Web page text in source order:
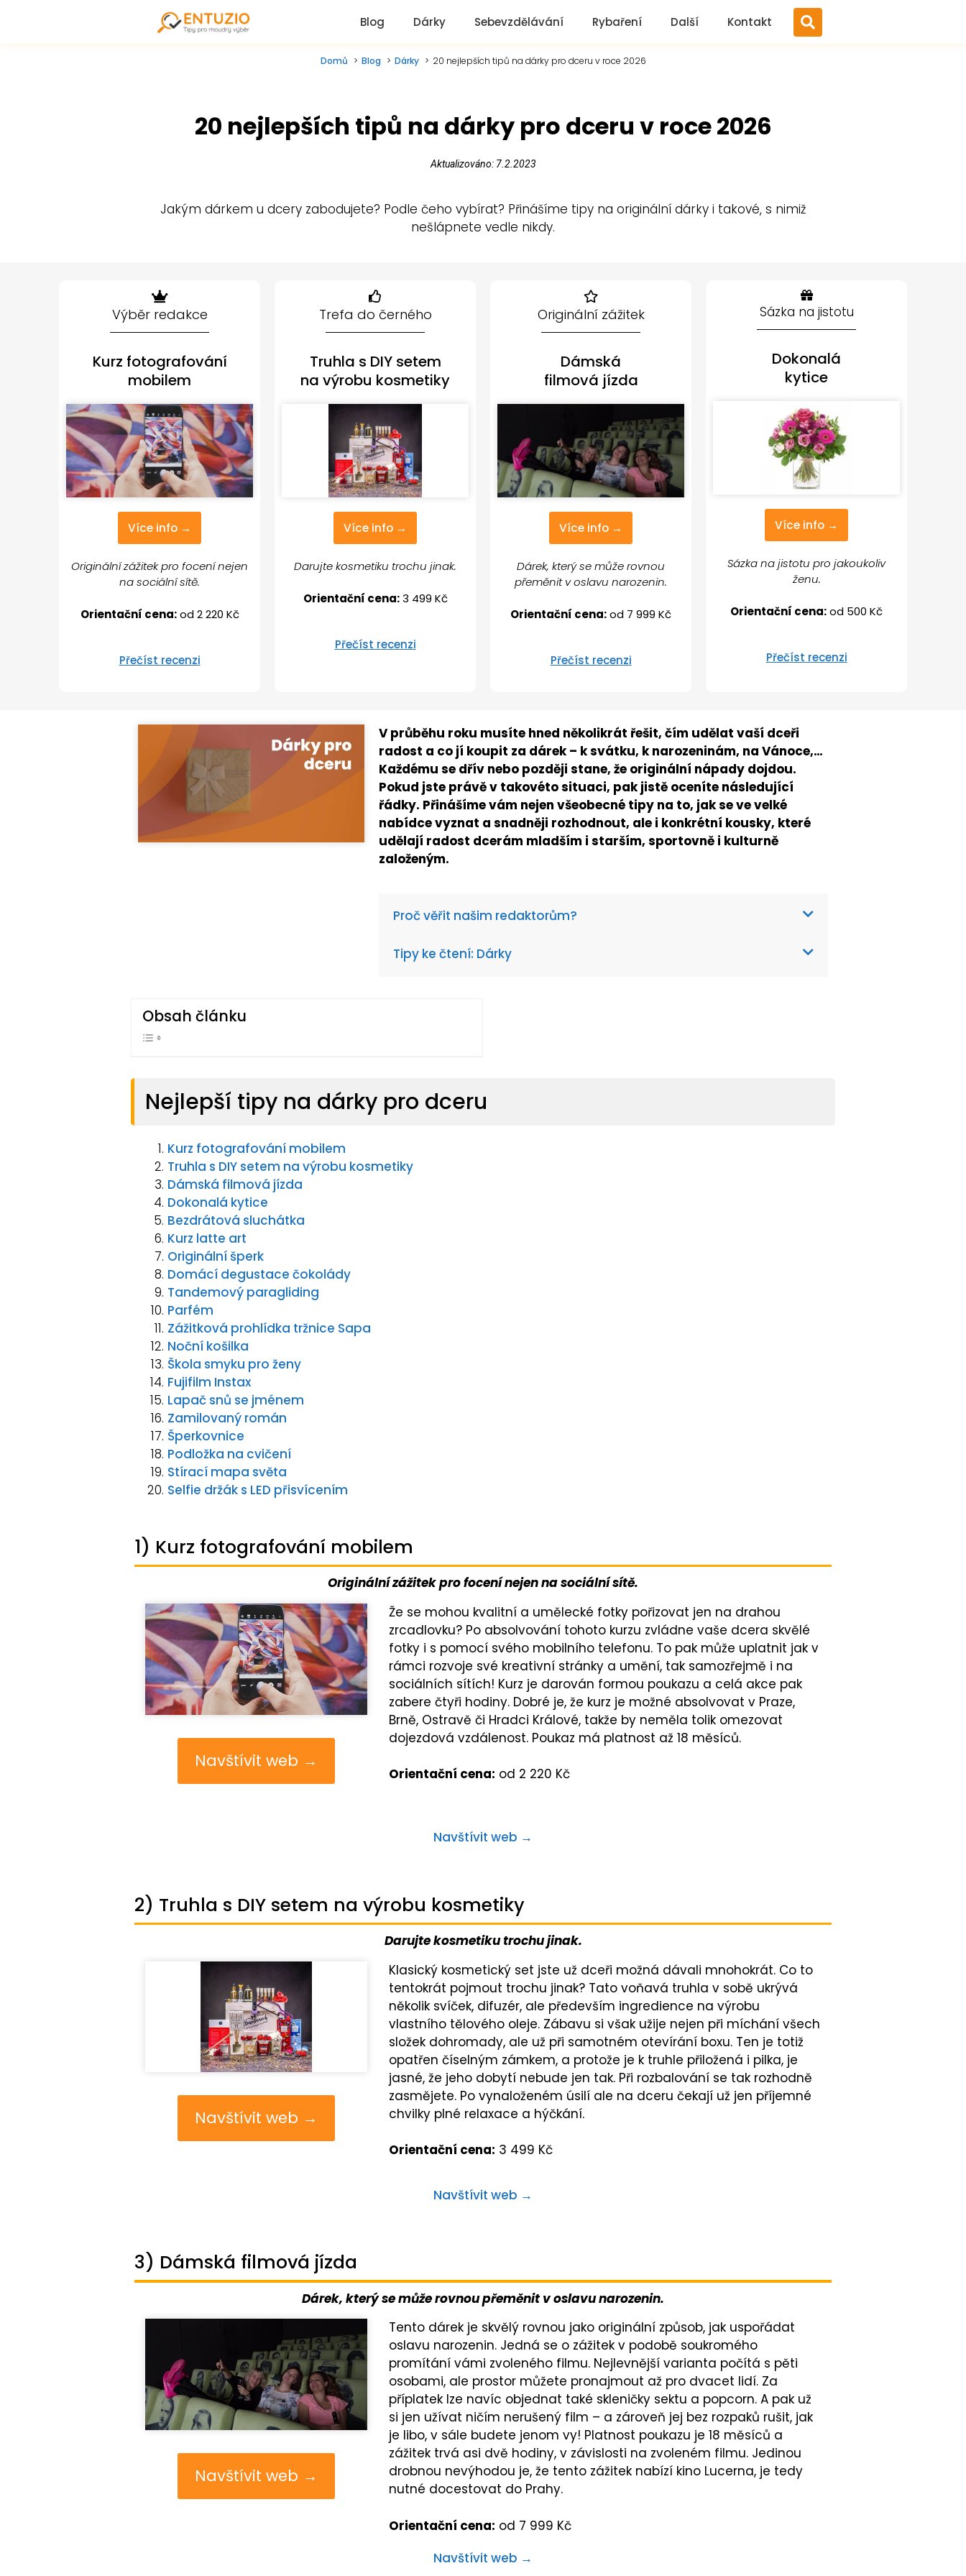
Blog Dárky Sebevzdělávání Rybaření Další Kontakt
Domů Blog Dárky 20 nejlepších tipů na dárky pro dceru v roce 2026
20 nejlepších tipů na dárky pro dceru v roce 2026
Aktualizováno: 7.2.2023
Jakým dárkem u dcery zabodujete? Podle čeho vybírat? Přinášíme tipy na originální dárky i takové, s nimiž
nešlápnete vedle nikdy.
Výběr redakce
Kurz fotografování
mobilem
Více info →
Originální zážitek pro focení nejen
na sociální sítě.
Orientační cena:od 2 220 Kč
Přečíst recenzi
Trefa do černého
Truhla s DIY setem
na výrobu kosmetiky
Více info →
Darujte kosmetiku trochu jinak.
Orientační cena:3 499 Kč
Přečíst recenzi
Originální zážitek
Dámská
filmová jízda
Více info →
Dárek, který se může rovnou
přeměnit v oslavu narozenin.
Orientační cena:od 7 999 Kč
Přečíst recenzi
Sázka na jistotu
Dokonalá
kytice
Více info →
Sázka na jistotu pro jakoukoliv
ženu.
Orientační cena:od 500 Kč
Přečíst recenzi
V průběhu roku musíte hned několikrát řešit, čím udělat vaší dceři
radost a co jí koupit za dárek– k svátku, k narozeninám, na Vánoce,…
Každému se dřív nebo později stane, že originální nápady dojdou.
Pokud jste právě v takovéto situaci, pak jistě oceníte následující
řádky. Přinášíme vám nejen všeobecné tipy na to, jak se ve velké
nabídce vyznat a snadněji rozhodnout, ale i konkrétní kousky, které
udělají radost dcerám mladším i starším, sportovně i kulturně
založeným.
Proč věřit našim redaktorům?
Tipy ke čtení: Dárky
Obsah článku
Nejlepší tipy na dárky pro dceru
Kurz fotografování mobilem
Truhla s DIY setem na výrobu kosmetiky
Dámská filmová jízda
Dokonalá kytice
Bezdrátová sluchátka
Kurz latte art
Originální šperk
Domácí degustace čokolády
Tandemový paragliding
Parfém
Zážitková prohlídka tržnice Sapa
Noční košilka
Škola smyku pro ženy
Fujifilm Instax
Lapač snů se jménem
Zamilovaný román
Šperkovnice
Podložka na cvičení
Stírací mapa světa
Selfie držák s LED přisvícením
1) Kurz fotografování mobilem
Originální zážitek pro focení nejen na sociální sítě.
Navštívit web →
Že se mohou kvalitní a umělecké fotky pořizovat jen na drahou
zrcadlovku? Po absolvování tohoto kurzu zvládne vaše dcera skvělé
fotky i s pomocí svého mobilního telefonu. To pak může uplatnit jak v
rámci rozvoje své kreativní stránky a umění, tak samozřejmě i na
sociálních sítích! Kurz je darován formou poukazu a celá akce pak
zabere čtyři hodiny. Dobré je, že kurz je možné absolvovat v Praze,
Brně, Ostravě či Hradci Králové, takže by neměla tolik omezovat
dojezdová vzdálenost. Poukaz má platnost až 18 měsíců.
Orientační cena: od 2 220 Kč
Navštívit web →
2) Truhla s DIY setem na výrobu kosmetiky
Darujte kosmetiku trochu jinak.
Navštívit web →
Klasický kosmetický set jste už dceři možná dávali mnohokrát. Co to
tentokrát pojmout trochu jinak? Tato voňavá truhla v sobě ukrývá
několik svíček, difuzér, ale především ingredience na výrobu
vlastního tělového oleje. Zábavu si však užije nejen při míchání všech
složek dohromady, ale už při samotném otevírání boxu. Ten je totiž
opatřen číselným zámkem, a protože je k truhle přiložená i pilka, je
jasné, že jeho dobytí nebude jen tak. Při rozbalování se tak rozhodně
zasmějete. Po vynaloženém úsilí ale na dceru čekají už jen příjemné
chvilky plné relaxace a hýčkání.
Orientační cena: 3 499 Kč
Navštívit web →
3) Dámská filmová jízda
Dárek, který se může rovnou přeměnit v oslavu narozenin.
Navštívit web →
Tento dárek je skvělý rovnou jako originální způsob, jak uspořádat
oslavu narozenin. Jedná se o zážitek v podobě soukromého
promítání vámi zvoleného filmu. Nejlevnější varianta počítá s pěti
osobami, ale prostor můžete pronajmout až pro dvacet lidí. Za
příplatek lze navíc objednat také skleničky sektu a popcorn. A pak už
si jen užívat ničím nerušený film – a zároveň jej bez rozpaků rušit, jak
je libo, v sále budete jenom vy! Platnost poukazu je 18 měsíců a
zážitek trvá asi dvě hodiny, v závislosti na zvoleném filmu. Jedinou
drobnou nevýhodou je, že tento zážitek nabízí kino Lucerna, je tedy
nutné docestovat do Prahy.
Orientační cena: od 7 999 Kč
Navštívit web →